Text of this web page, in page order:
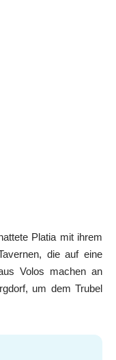
Platia mit ihrem
die auf eine
Volos machen an
um dem Trubel